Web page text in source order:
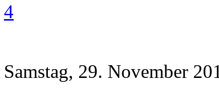
4
Samstag, 29. November